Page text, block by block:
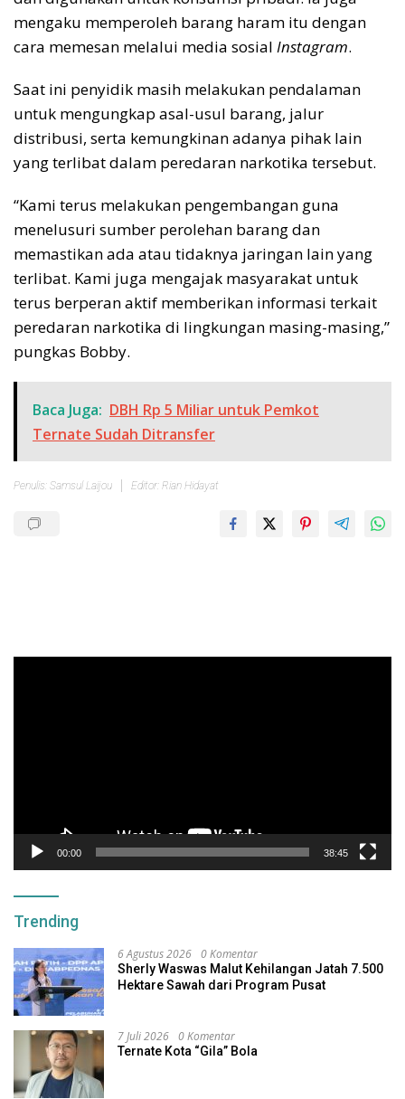
mengaku memperoleh barang haram itu dengan
cara memesan melalui media sosial Instagram.
Saat ini penyidik masih melakukan pendalaman
untuk mengungkap asal-usul barang, jalur
distribusi, serta kemungkinan adanya pihak lain
yang terlibat dalam peredaran narkotika tersebut.
“Kami terus melakukan pengembangan guna
menelusuri sumber perolehan barang dan
memastikan ada atau tidaknya jaringan lain yang
terlibat. Kami juga mengajak masyarakat untuk
terus berperan aktif memberikan informasi terkait
peredaran narkotika di lingkungan masing-masing,”
pungkas Bobby.
Baca Juga: DBH Rp 5 Miliar untuk Pemkot
Ternate Sudah Ditransfer
Penulis: Samsul Laijou Editor: Rian Hidayat
00:00 38:45
Trending
6 Agustus 2026 0 Komentar
Sherly Waswas Malut Kehilangan Jatah 7.500
Hektare Sawah dari Program Pusat
7 Juli 2026 0 Komentar
Ternate Kota “Gila” Bola